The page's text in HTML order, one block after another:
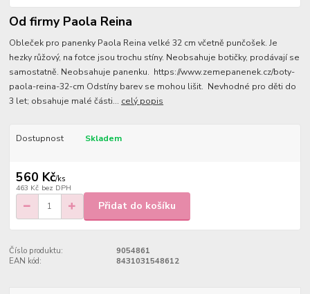
Od firmy Paola Reina
Obleček pro panenky Paola Reina velké 32 cm včetně punčošek. Je
hezky růžový, na fotce jsou trochu stíny. Neobsahuje botičky, prodávají se
samostatně. Neobsahuje panenku. https://www.zemepanenek.cz/boty-
paola-reina-32-cm Odstíny barev se mohou lišit. Nevhodné pro děti do
3 let; obsahuje malé části... celý popis
Dostupnost Skladem
560 Kč/ks
463 Kč bez DPH
Přidat do košíku
Číslo produktu:
9054861
EAN kód:
8431031548612